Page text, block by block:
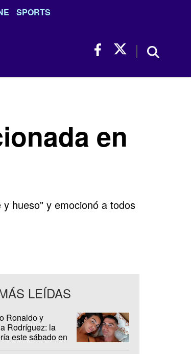
SPORTS
en
hueso" y emocionó a todos
LEÍDAS
Ronaldo y
Rodríguez: la
este sábado en